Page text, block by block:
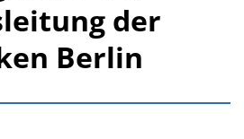
der
Berlin